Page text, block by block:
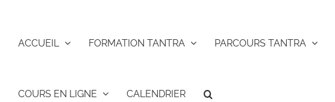
ACCUEIL FORMATION TANTRA PARCOURS TANTRA
COURS EN LIGNE CALENDRIER